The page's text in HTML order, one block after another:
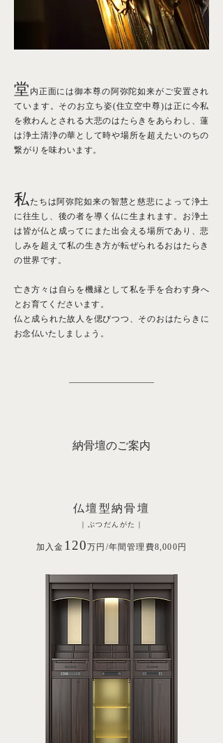
堂 内正面には御本尊の阿弥陀如来がご安置され
ています。そのお立ち姿(住立空中尊)は正に今私
を救わんとされる大悲のはたらきをあらわし、蓮
は浄土清浄の華として時や場所を超えたいのちの
繋がりを味わいます。
私たちは阿弥陀如来の智慧と慈悲によって浄土
に往生し、後の者を導く仏に生まれます。お浄土
は皆が仏と成ってにまた出会える場所であり、悲
しみを超えて私の生き方が転ぜられるおはたらき
の世界です。
亡き方々は自らを機縁として私を手を合わす身へ
とお育てくださいます。
仏と成られた故人を偲びつつ、そのおはたらきに
お念仏いたしましょう。
納骨壇のご案内
仏壇型納骨壇
｜ぶつだんがた｜
加入金 120万円/年間管理費8,000円